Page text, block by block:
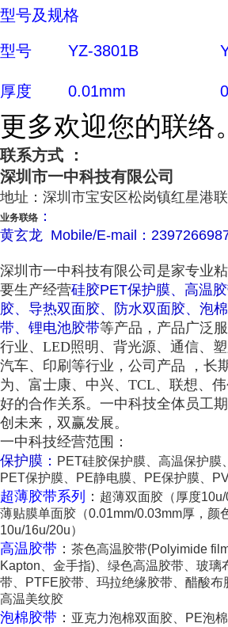
型号及规格
型号 YZ-3801B
厚度 0.01mm
更多欢迎您的联络。
联系方式 ：
深圳市一中科技有限公司
地址：深圳市宝安区松岗镇红星港
业务联络 ：
黄玄龙 Mobile/E-mail：
深圳市一中科技有限公司是家专业
要生产经营硅胶PET保护膜、高温
胶、导热双面胶、防水双面胶、泡
带、锂电池胶带等产品，产品广泛
行业、LED照明、背光源、通信、塑
汽车、印刷等行业，公司产品 ，长
为、富士康、中兴、TCL、联想、
好的合作关系。一中科技全体员工
创未来，双赢发展。
一中科技经营范围：
保护膜： PET硅胶保护膜、高温保护膜
PET保护膜、PE静电膜、PE保护膜、
超薄胶带系列 ： 超薄双面胶（厚度
薄贴膜单面胶（0.01mm/0.03mm厚，颜
10u/16u/20u）
高温胶带 ： 茶色高温胶带(Polyimide
Kapton、金手指)、绿色高温胶带、玻璃
带、PTFE胶带、玛拉绝缘胶带、醋酸
高温美纹胶
泡棉胶带 ： 亚克力泡棉双面胶、PE泡